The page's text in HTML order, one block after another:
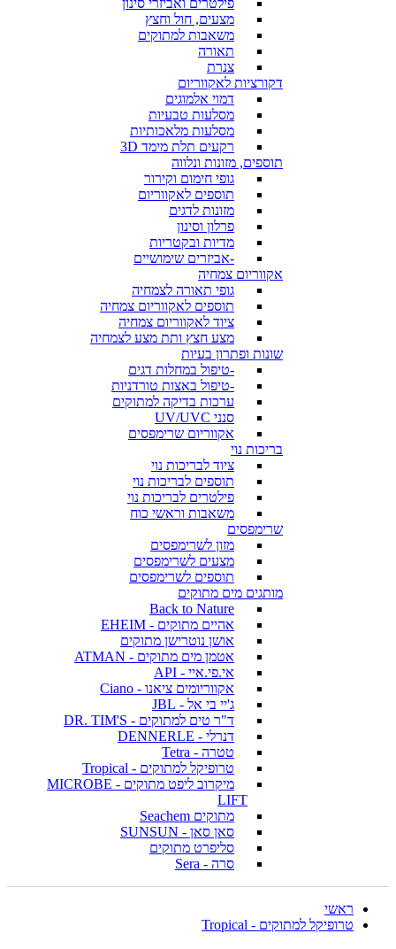
מצעים, חול וחצץ
משאבות למתוקים
תאורה
צנרת
דקורציות לאקווריום
דמוי אלמוגים
מסלעות טבעיות
מסלעות מלאכותיות
רקעים תלת מימד 3D
תוספים, מזונות ונלווה
גופי חימום וקירור
תוספים לאקווריום
מזונות לדגים
פרלון וסינון
מדיות ובקטריות
-אביזרים שימושיים
אקווריום צמחיה
גופי תאורה לצמחיה
תוספים לאקווריום צמחיה
ציוד לאקווריום צמחיה
מצע חצץ ותת מצע לצמחיה
שונות ופתרון בעיות
-טיפול במחלות דגים
-טיפול באצות טורדניות
ערכות בדיקה למתוקים
סנני UV/UVC
אקווריום שרימפסים
בריכות נוי
ציוד לבריכות נוי
תוספים לבריכות נוי
פילטרים לבריכות נוי
משאבות וראשי כוח
שרימפסים
מזון לשרימפסים
מצעים לשרימפסים
תוספים לשרימפסים
מותגים מים מתוקים
Back to Nature
אהיים מתוקים - EHEIM
אושן נוטרישן מתוקים
אטמן מים מתוקים - ATMAN
אי.פי.איי - API
אקווריומים ציאנו - Ciano
ג'יי בי אל - JBL
ד"ר טים למתוקים - DR. TIM'S
דנרלי - DENNERLE
טטרה - Tetra
טרופיקל למתוקים - Tropical
מיקרוב ליפט מתוקים - MICROBE
LIFT
מתוקים Seachem
סאן סאן - SUNSUN
סליפרט מתוקים
סרה - Sera
ראשי
טרופיקל למתוקים - Tropical